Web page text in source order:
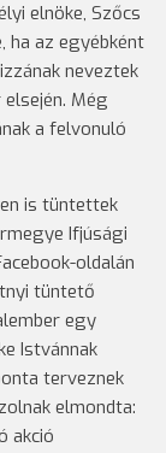
elnöke, Szőcs
ha az egyébként
neveztek
Még
a felvonuló
is tüntettek
Ifjúsági
oldalán
tüntető
egy
Istvánnak
terveznek
elmondta:
akció